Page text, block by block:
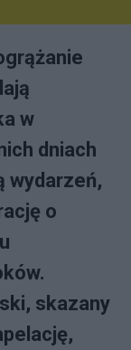
w
dniach
wydarzeń,
o
skazany